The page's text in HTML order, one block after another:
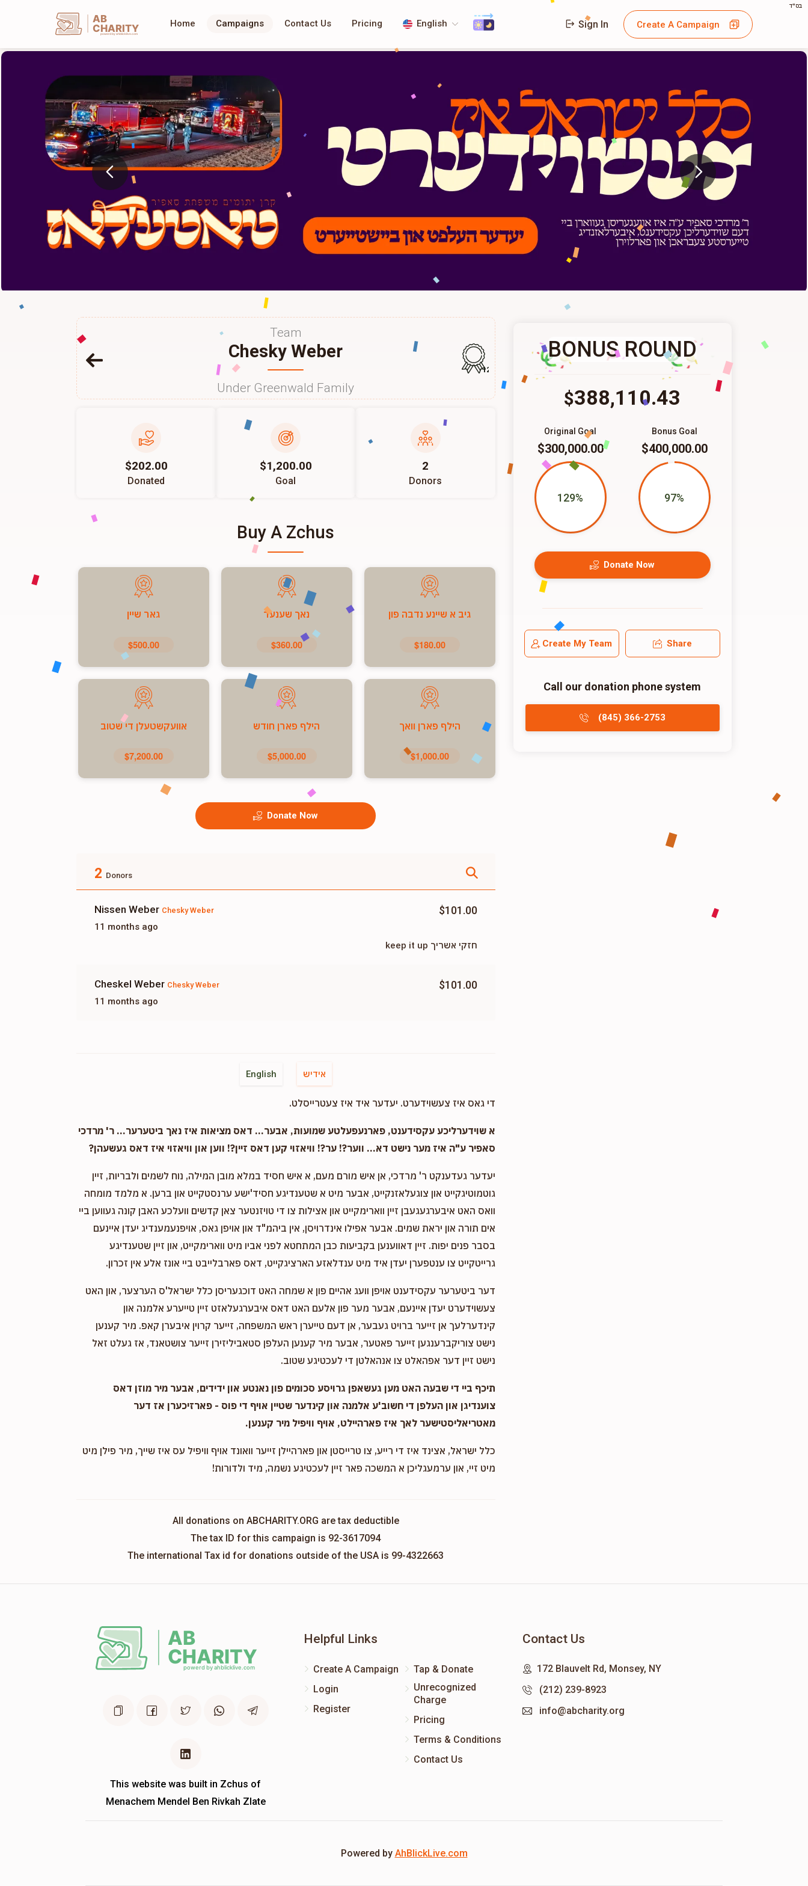
בס"ד
AB
CHARITY
powerd by ahblicklive.com
Home Campaigns Contact Us Pricing English Sign In Create A Campaign
Team
Chesky Weber
Under Greenwald Family
126
$202.00
Donated
$1,200.00
Goal
2
Donors
Buy A Zchus
גיב א שיינע נדבה פון
$180.00
נאך שענער
$360.00
גאר שיין
$500.00
הילף פארן וואך
$1,000.00
הילף פארן חודש
$5,000.00
אוועקשטעלן די שטוב
$7,200.00
Donate Now
2 Donors
Nissen Weber Chesky Weber
11 months ago
$101.00
חזקי אשריך keep it up
Cheskel Weber Chesky Weber
11 months ago
$101.00
English אידיש
די גאס איז צעשוידערט. יעדער איד איז צעטרייסלט.
א שוידערליכע עקסידענט, פארנעפעלטע שמועות, אבער... דאס מציאות איז נאך ביטערער... ר' מרדכי
סאפיר ע"ה איז מער נישט דא... ווער?! ער?! וויאזוי קען דאס זיין?! ווען און וויאזוי איז דאס געשעהן?
יעדער געדענקט ר' מרדכי, אן איש מורם מעם, א איש חסיד במלא מובן המילה, נוח לשמים ולבריות, זיין
גוטמוטיגקייט און צוגעלאזנקייט, אבער מיט א שטענדיגע חסיד'ישע ערנסטקייט און ברען. א מלמד מומחה
וואס האט איבערגעגעבן זיין ווארימקייט און אצילות צו די טויזנטער צאן קדשים וועלכע האבן קונה געווען ביי
אים תורה און יראת שמים. אבער אפילו אינדרויסן, אין ביהמ"ד און אויפן גאס, אויפנעמענדיג יעדן איינעם
בסבר פנים יפות. זיין דאווענען בקביעות כבן המתחטא לפני אביו מיט ווארימקייט, און זיין שטענדיגע
גרייטקייט צו ענטפערן יעדן איד מיט ענדלאזע הארציגקייט, דאס פארבלייבט ביי אונז אלע אין זכרון.
דער ביטערער עקסידענט אויפן וועג אהיים פון א שמחה האט דוכגעריסן כלל ישראל'ס הערצער, און האט
צעשוידערט יעדן איינעם, אבער מער פון אלעם האט דאס איבערגעלאזט זיין טייערע אלמנה און
קינדערלעך אן זייער ברויט געבער, אן דעם טייערן ראש המשפחה, זייער קרוין איבערן קאפ. מיר קענען
נישט צוריקברענגען זייער פאטער, אבער מיר קענען העלפן סטאביליזירן זייער צושטאנד, אז געלט זאל
נישט זיין דער אפהאלט צו אנהאלטן די לעכטיגע שטוב.
תיכף ביי די שבעה האט מען געשאפן גרויסע סכומים פון נאנטע און ידידים, אבער מיר מוזן דאס
צוענדיגן און העלפן די חשוב'ע אלמנה און קינדער שטיין אויף די פוס - פארזיכערן אז דער
מאטריאליסטישער לאך איז פארהיילט, אויף וויפיל מיר קענען.
כלל ישראל, אצינד איז די רייע, צו טרייסטן און פארהיילן זייער וואונד אויף וויפיל עס איז שייך, מיר פילן מיט
מיט זיי, און ערמעגליכן א המשכה פאר זיין לעכטיגע נשמה, מיד ולדורות!
All donations on ABCHARITY.ORG are tax deductible
The tax ID for this campaign is 92-3617094
The international Tax id for donations outside of the USA is 99-4322663
BONUS ROUND
$388,110.43
Bonus Goal
$400,000.00
97%
Original Goal
$300,000.00
129%
Donate Now
Create My Team Share
Call our donation phone system
(845) 366-2753
This website was built in Zchus of
Menachem Mendel Ben Rivkah Zlate
Helpful Links
Create A Campaign
Login
Register
Tap & Donate
Unrecognized
Charge
Pricing
Terms & Conditions
Contact Us
Contact Us
172 Blauvelt Rd, Monsey, NY
(212) 239-8923
info@abcharity.org
Powered by AhBlickLive.com